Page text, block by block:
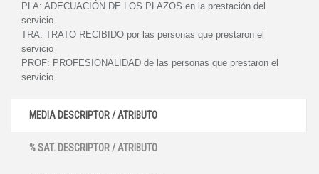
PLA: ADECUACIÓN DE LOS PLAZOS en la prestación del
servicio
TRA: TRATO RECIBIDO por las personas que prestaron el
servicio
PROF: PROFESIONALIDAD de las personas que prestaron el
servicio
MEDIA DESCRIPTOR / ATRIBUTO
% SAT. DESCRIPTOR / ATRIBUTO